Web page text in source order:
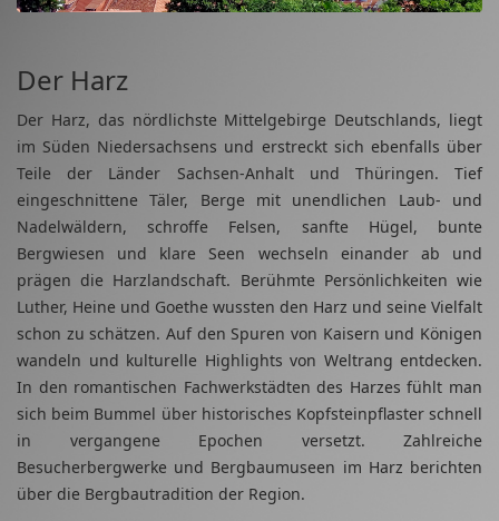
Der Harz
Der Harz, das nördlichste Mittelgebirge Deutschlands, liegt
im Süden Niedersachsens und erstreckt sich ebenfalls über
Teile der Länder Sachsen-Anhalt und Thüringen. Tief
eingeschnittene Täler, Berge mit unendlichen Laub- und
Nadelwäldern, schroffe Felsen, sanfte Hügel, bunte
Bergwiesen und klare Seen wechseln einander ab und
prägen die Harzlandschaft. Berühmte Persönlichkeiten wie
Luther, Heine und Goethe wussten den Harz und seine Vielfalt
schon zu schätzen. Auf den Spuren von Kaisern und Königen
wandeln und kulturelle Highlights von Weltrang entdecken.
In den romantischen Fachwerkstädten des Harzes fühlt man
sich beim Bummel über historisches Kopfsteinpflaster schnell
in vergangene Epochen versetzt. Zahlreiche
Besucherbergwerke und Bergbaumuseen im Harz berichten
über die Bergbautradition der Region.